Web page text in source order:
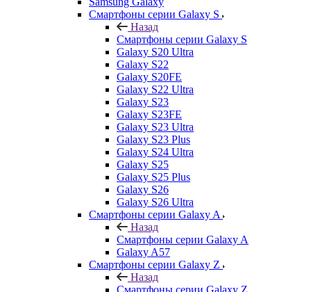
Смартфоны серии Galaxy S
Назад
Смартфоны серии Galaxy S
Galaxy S20 Ultra
Galaxy S22
Galaxy S20FE
Galaxy S22 Ultra
Galaxy S23
Galaxy S23FE
Galaxy S23 Ultra
Galaxy S23 Plus
Galaxy S24 Ultra
Galaxy S25
Galaxy S25 Plus
Galaxy S26
Galaxy S26 Ultra
Смартфоны серии Galaxy A
Назад
Смартфоны серии Galaxy A
Galaxy A57
Смартфоны серии Galaxy Z
Назад
Смартфоны серии Galaxy Z